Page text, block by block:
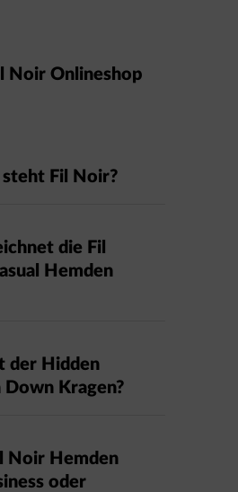
Noir Onlineshop
Fil Noir?
die Fil
Hemden
der Hidden
Down Kragen?
Noir Hemden
oder